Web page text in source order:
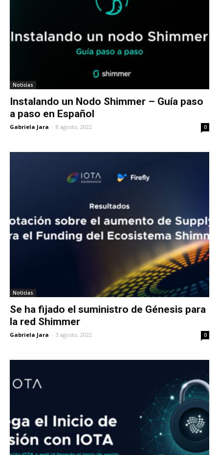
Noticias
Instalando un Nodo Shimmer – Guía paso
a paso en Español
Gabriela Jara - 8 agosto, 2022 0
Noticias
Se ha fijado el suministro de Génesis para
la red Shimmer
Gabriela Jara - 3 agosto, 2022 0